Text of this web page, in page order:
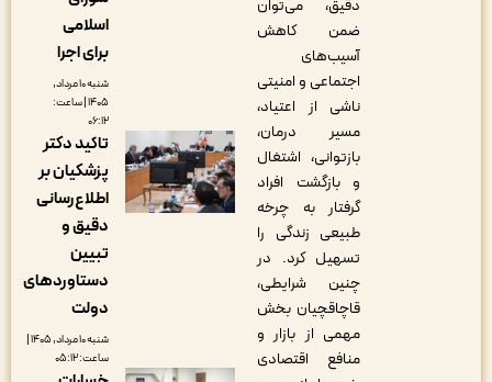
دقیق، می‌توان
ضمن کاهش
آسیب‌های
اجتماعی و امنیتی
ناشی از اعتیاد،
مسیر درمان،
بازتوانی، اشتغال
و بازگشت افراد
گرفتار به چرخه
طبیعی زندگی را
تسهیل کرد. در
چنین شرایطی،
قاچاقچیان بخش
مهمی از بازار و
منافع اقتصادی
برای اجرا
شنبه ۱۰ مرداد,
۱۴۰۵ | ساعت:
تاکید دکتر
پزشکیان بر
اطلاع‌رسانی
دستاوردهای
شنبه ۱۰ مرداد, ۱۴۰۵ |